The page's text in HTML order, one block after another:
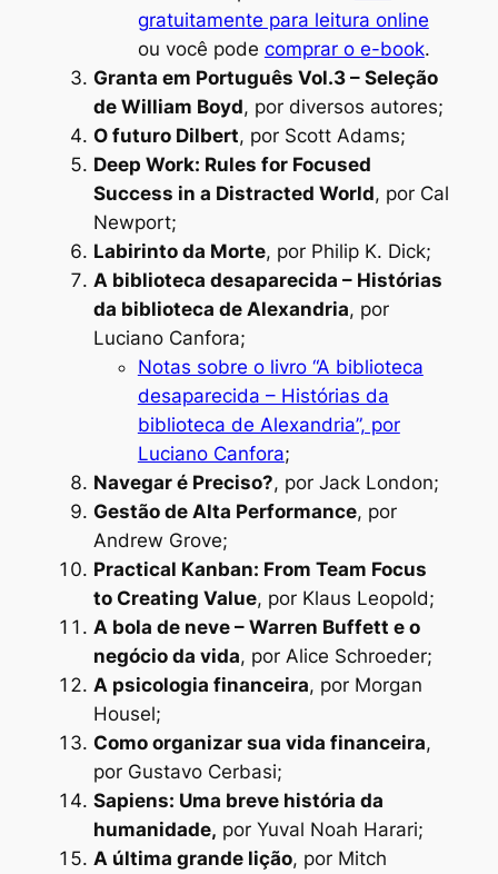
gratuitamente para leitura online
ou você pode comprar o e-book.
Granta em Português Vol.3 – Seleção
de William Boyd, por diversos autores;
O futuro Dilbert, por Scott Adams;
Deep Work: Rules for Focused
Success in a Distracted World, por Cal
Newport;
Labirinto da Morte, por Philip K. Dick;
A biblioteca desaparecida – Histórias
da biblioteca de Alexandria, por
Luciano Canfora;
Notas sobre o livro “A biblioteca
desaparecida – Histórias da
biblioteca de Alexandria”, por
Luciano Canfora;
Navegar é Preciso?, por Jack London;
Gestão de Alta Performance, por
Andrew Grove;
Practical Kanban: From Team Focus
to Creating Value, por Klaus Leopold;
A bola de neve – Warren Buffett e o
negócio da vida, por Alice Schroeder;
A psicologia financeira, por Morgan
Housel;
Como organizar sua vida financeira,
por Gustavo Cerbasi;
Sapiens: Uma breve história da
humanidade, por Yuval Noah Harari;
A última grande lição, por Mitch